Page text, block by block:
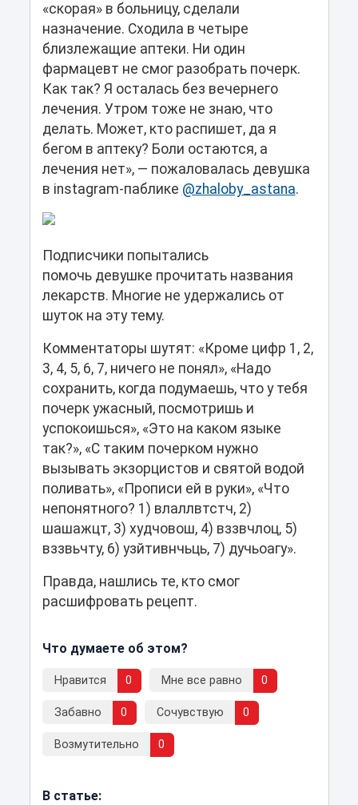
«скорая» в больницу, сделали
назначение. Сходила в четыре
близлежащие аптеки. Ни один
фармацевт не смог разобрать почерк.
Как так? Я осталась без вечернего
лечения. Утром тоже не знаю, что
делать. Может, кто распишет, да я
бегом в аптеку? Боли остаются, а
лечения нет», — пожаловалась девушка
в instagram-паблике @zhaloby_astana.
Подписчики попытались
помочь девушке прочитать названия
лекарств. Многие не удержались от
шуток на эту тему.
Комментаторы шутят: «Кроме цифр 1, 2,
3, 4, 5, 6, 7, ничего не понял», «Надо
сохранить, когда подумаешь, что у тебя
почерк ужасный, посмотришь и
успокоишься», «Это на каком языке
так?», «С таким почерком нужно
вызывать экзорцистов и святой водой
поливать», «Прописи ей в руки», «Что
непонятного? 1) влаллвтстч, 2)
шашажцт, 3) худчовош, 4) вззвчлоц, 5)
вззвьчту, 6) узйтивнчьць, 7) дучьоагу».
Правда, нашлись те, кто смог
расшифровать рецепт.
Что думаете об этом?
Нравится 0 Мне все равно 0
Забавно 0 Сочувствую 0
Возмутительно 0
В статье: